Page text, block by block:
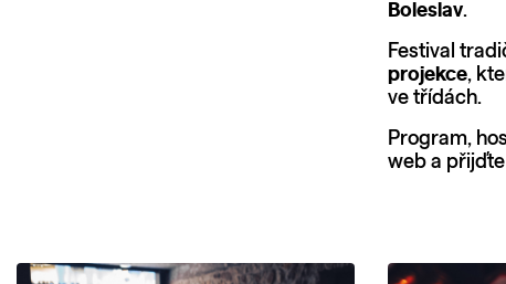
Boleslav.
Festival
projekce,
ve třídách.
Program,
web a